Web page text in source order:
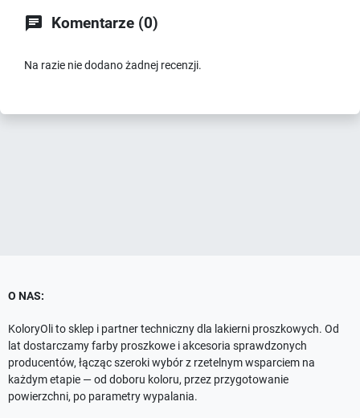
 Komentarze (0)
Na razie nie dodano żadnej recenzji.
O NAS:
KoloryOli to sklep i partner techniczny dla lakierni proszkowych. Od
lat dostarczamy farby proszkowe i akcesoria sprawdzonych
producentów, łącząc szeroki wybór z rzetelnym wsparciem na
każdym etapie — od doboru koloru, przez przygotowanie
powierzchni, po parametry wypalania.